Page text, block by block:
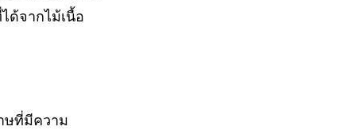
ด้จากไม้เนื้อ
ษที่มีความ